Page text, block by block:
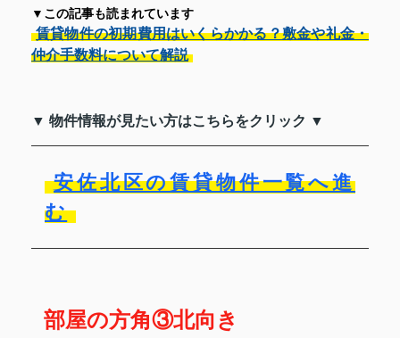
▼この記事も読まれています
賃貸物件の初期費用はいくらかかる？敷金や礼金・
仲介手数料について解説
▼ 物件情報が見たい方はこちらをクリック ▼
安佐北区の賃貸物件一覧へ進
む
部屋の方角③北向き